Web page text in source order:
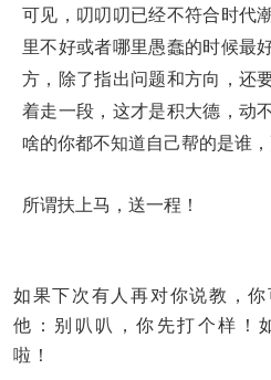
可见，叨叨叨已经不符合时代
里不好或者哪里愚蠢的时候最
方，除了指出问题和方向，还
着走一段，这才是积大德，动
啥的你都不知道自己帮的是谁
所谓扶上马，送一程！
如果下次有人再对你说教，
他：别叭叭，你先打个样！
啦！